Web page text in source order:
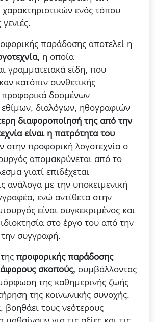
χαρακτηριστικών ενός τόπου
παράδοσης αποτελεί η
η οποία
γραμματειακά είδη, που
κατόπιν συνθετικής
προφορικά δοσμένων
διαλόγων, ηθογραφιών
διαφοροποίησή της από την
είναι η πατρότητα του
στην προφορική λογοτεχνία ο
απομακρύνεται από το
γιατί επιδέχεται
ανάλογα με την υποκειμενική
ενώ αντίθετα στην
είναι συγκεκριμένος και
στο έργο του από την
συγγραφή.
της προφορικής παράδοσης
σκοπούς, συμβάλλοντας
της καθημερινής ζωής
της κοινωνικής συνοχής.
βοηθάει τους νεότερους